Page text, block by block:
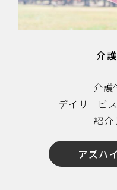
介
介護
デイサービ
紹介
アズハ